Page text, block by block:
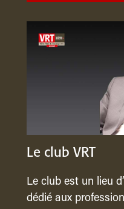
Le club VRT
Le club est un lieu
dédié aux